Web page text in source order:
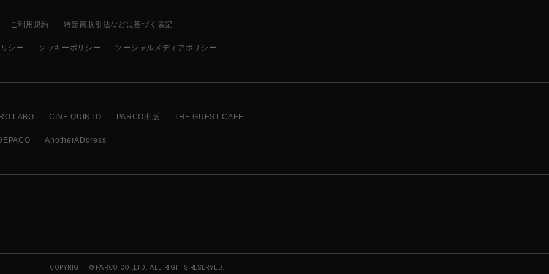
ご利用規約 特定商取引法などに基づく表記
シー クッキーポリシー ソーシャルメディアポリシー
LABO CINE QUINTO PARCO出版 THE GUEST CAFE
AnotherADdress
COPYRIGHT © PARCO CO.,LTD. ALL RIGHTS RESERVED.